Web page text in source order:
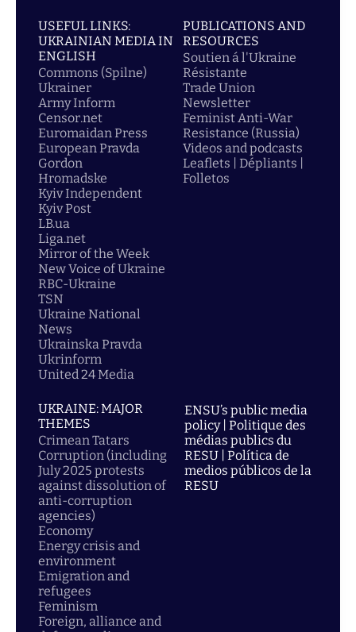
USEFUL LINKS:
UKRAINIAN MEDIA IN
ENGLISH
Commons (Spilne)
Ukrainer
Army Inform
Censor.net
Euromaidan Press
European Pravda
Gordon
Hromadske
Kyiv Independent
Kyiv Post
LB.ua
Liga.net
Mirror of the Week
New Voice of Ukraine
RBC-Ukraine
TSN
Ukraine National
News
Ukrainska Pravda
Ukrinform
United 24 Media
PUBLICATIONS AND
RESOURCES
Soutien á l'Ukraine
Résistante
Trade Union
Newsletter
Feminist Anti-War
Resistance (Russia)
Videos and podcasts
Leaflets | Dépliants |
Folletos
UKRAINE: MAJOR
THEMES
Crimean Tatars
Corruption (including
July 2025 protests
against dissolution of
anti-corruption
agencies)
Economy
Energy crisis and
environment
Emigration and
refugees
Feminism
Foreign, alliance and
ENSU’s public media
policy | Politique des
médias publics du
RESU | Política de
medios públicos de la
RESU